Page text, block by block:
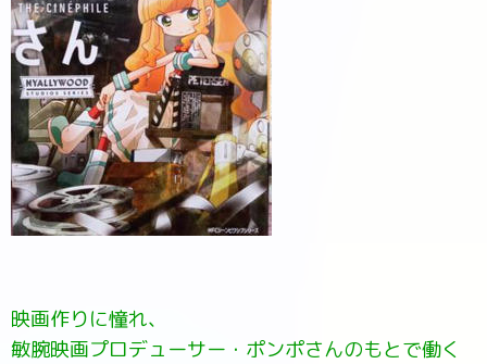
映画作りに憧れ、
敏腕映画プロデューサー・ポンポさんのもとで働く